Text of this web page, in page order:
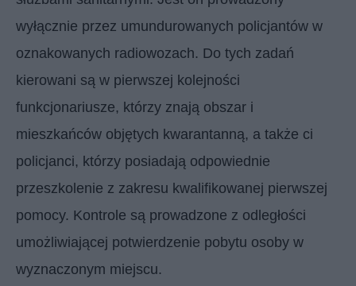
wyłącznie przez umundurowanych policjantów w
oznakowanych radiowozach. Do tych zadań
kierowani są w pierwszej kolejności
funkcjonariusze, którzy znają obszar i
mieszkańców objętych kwarantanną, a także ci
policjanci, którzy posiadają odpowiednie
przeszkolenie z zakresu kwalifikowanej pierwszej
pomocy. Kontrole są prowadzone z odległości
umożliwiającej potwierdzenie pobytu osoby w
wyznaczonym miejscu.